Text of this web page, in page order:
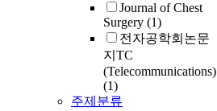
Journal of Chest
Surgery (1)
전자공학회논문
지TC
(Telecommunications)
(1)
주제분류